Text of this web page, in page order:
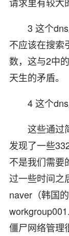
3 这个
不应该在搜索
数，这与2中
天生的矛盾。
4 这个
这些通过
发现了一些
不是我们需要
过一些时间之
naver（韩国
僵尸网络管理